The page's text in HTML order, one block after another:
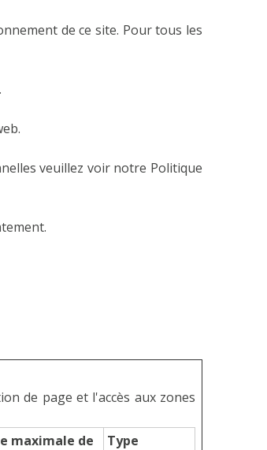
de ce site. Pour tous les
veuillez voir notre Politique
de page et l'accès aux zones
maximale de
Type